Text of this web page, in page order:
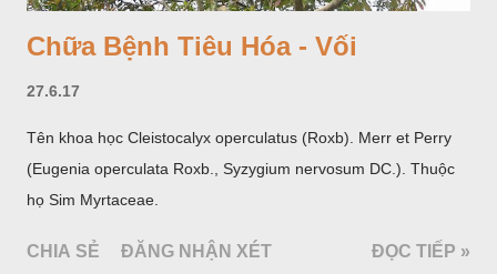
Chữa Bệnh Tiêu Hóa - Vối
27.6.17
Tên khoa học Cleistocalyx operculatus (Roxb). Merr et Perry
(Eugenia operculata Roxb., Syzygium nervosum DC.). Thuộc
họ Sim Myrtaceae.
CHIA SẺ ĐĂNG NHẬN XÉT ĐỌC TIẾP »